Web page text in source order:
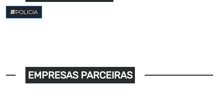
POLICIA
EMPRESAS PARCEIRAS